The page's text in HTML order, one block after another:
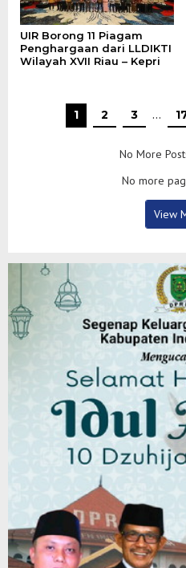
UIR Borong 11 Piagam
Penghargaan dari LLDIKTI
Wilayah XVII Riau – Kepri
1 2 3 …
No More
No more
View